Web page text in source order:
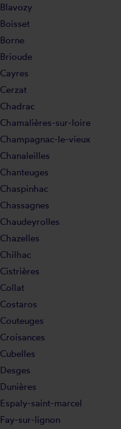
Blavozy
Boisset
Borne
Brioude
Cayres
Cerzat
Chadrac
Chamalières-sur-loire
Champagnac-le-vieux
Chanaleilles
Chanteuges
Chaspinhac
Chassagnes
Chaudeyrolles
Chazelles
Chilhac
Cistrières
Collat
Costaros
Couteuges
Croisances
Cubelles
Desges
Dunières
Espaly-saint-marcel
Fay-sur-lignon